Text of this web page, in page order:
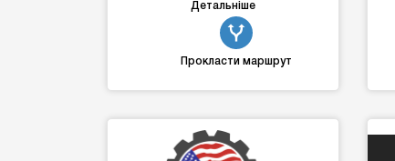
Детальніше
Прокласти маршрут